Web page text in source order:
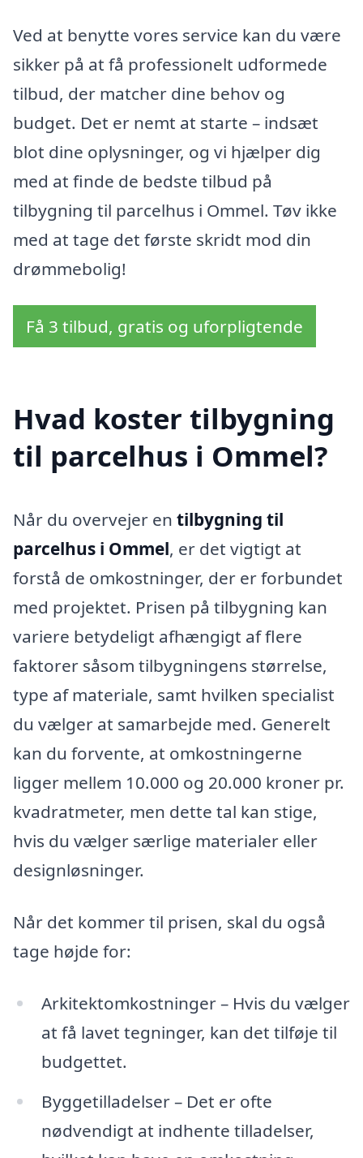
Ved at benytte vores service kan du være
sikker på at få professionelt udformede
tilbud, der matcher dine behov og
budget. Det er nemt at starte – indsæt
blot dine oplysninger, og vi hjælper dig
med at finde de bedste tilbud på
tilbygning til parcelhus i Ommel. Tøv ikke
med at tage det første skridt mod din
drømmebolig!
Få 3 tilbud, gratis og uforpligtende
Hvad koster tilbygning
til parcelhus i Ommel?
Når du overvejer en tilbygning til
parcelhus i Ommel, er det vigtigt at
forstå de omkostninger, der er forbundet
med projektet. Prisen på tilbygning kan
variere betydeligt afhængigt af flere
faktorer såsom tilbygningens størrelse,
type af materiale, samt hvilken specialist
du vælger at samarbejde med. Generelt
kan du forvente, at omkostningerne
ligger mellem 10.000 og 20.000 kroner pr.
kvadratmeter, men dette tal kan stige,
hvis du vælger særlige materialer eller
designløsninger.
Når det kommer til prisen, skal du også
tage højde for:
Arkitektomkostninger – Hvis du vælger
at få lavet tegninger, kan det tilføje til
budgettet.
Byggetilladelser – Det er ofte
nødvendigt at indhente tilladelser,